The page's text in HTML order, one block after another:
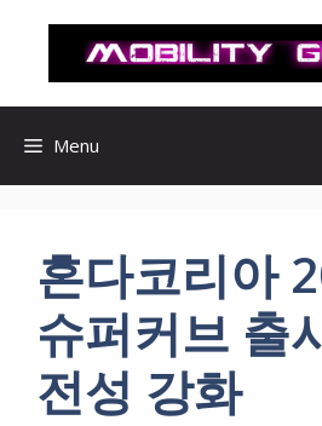
로
Menu
혼다코리아
슈퍼커브 출
전성 강화